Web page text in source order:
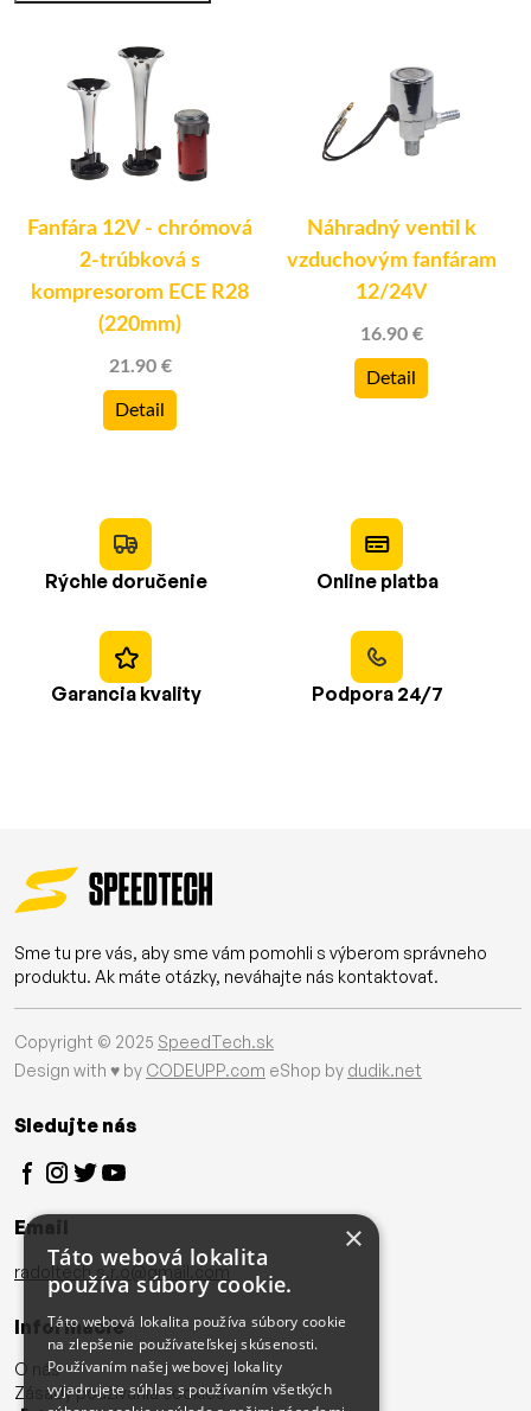
Fanfára 12V - chrómová
2-trúbková s
kompresorom ECE R28
(220mm)
21.90 €
Detail
Náhradný ventil k
vzduchovým fanfáram
12/24V
16.90 €
Detail
Rýchle doručenie Online platba
Garancia kvality Podpora 24/7
Sme tu pre vás, aby sme vám pomohli s výberom správneho
produktu. Ak máte otázky, neváhajte nás kontaktovať.
Copyright © 2025 SpeedTech.sk
Design with ♥ by CODEUPP.com eShop by dudik.net
Sledujte nás
Email
radoltech.s.r.o@gmail.com
Informácie
O nás
Zásady používania cookies
×
Táto webová lokalita
používa súbory cookie.
Táto webová lokalita používa súbory cookie
na zlepšenie používateľskej skúsenosti.
Používaním našej webovej lokality
vyjadrujete súhlas s používaním všetkých